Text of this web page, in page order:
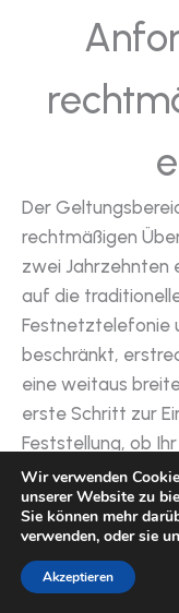
Der
rechtmäßigen
zwei Jahrzehnten
auf die
Festnetztelefonie
beschränkt,
eine weitaus
erste Schritt zur
Feststellung, ob
Geltungsbereich
Wir verwenden
unserer Website zu
Sie können mehr
verwenden, oder sie
Akzeptieren